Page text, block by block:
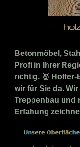
Betonmöbel,
Profi in Ihrer
richtig. 🥇 Hoffer-
wir für Sie da.
Treppenbau und
Erfahung